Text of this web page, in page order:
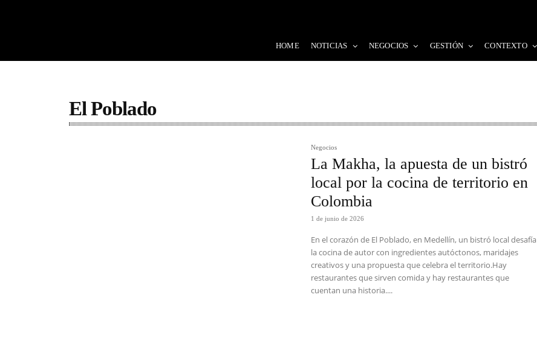
HOME NOTICIAS NEGOCIOS GESTIÓN CONTEXTO
El Poblado
Negocios
La Makha, la apuesta de un bistró
local por la cocina de territorio en
Colombia
1 de junio de 2026
En el corazón de El Poblado, en Medellín, un bistró local desafía
la cocina de autor con ingredientes autóctonos, maridajes
creativos y una propuesta que celebra el territorio.Hay
restaurantes que sirven comida y hay restaurantes que
cuentan una historia....